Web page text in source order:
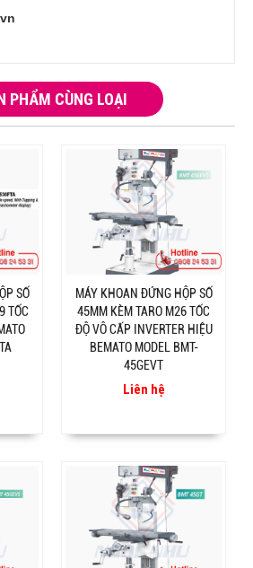
PHẨM CÙNG LOẠI
SỐ
TỐC
MÁY KHOAN ĐỨNG HỘP SỐ
45MM KÈM TARO M26 TỐC
ĐỘ VÔ CẤP INVERTER HIỆU
BEMATO MODEL BMT-
45GEVT
Liên hệ